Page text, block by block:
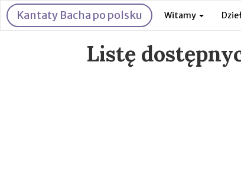
Kantaty Bacha po polsku Witamy
Listę